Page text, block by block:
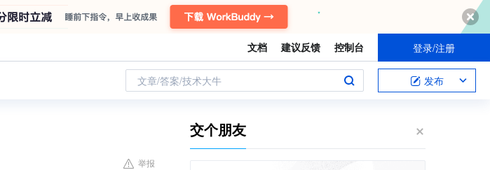
文档 建议反馈 控制台 登录/注册
文章/答案/技术大牛 发布
举报
交个朋友